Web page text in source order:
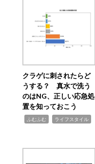
クラゲに刺されたらど
うする？ 真水で洗う
のはNG、正しい応急処
置を知っておこう
ふむふむ ライフスタイル